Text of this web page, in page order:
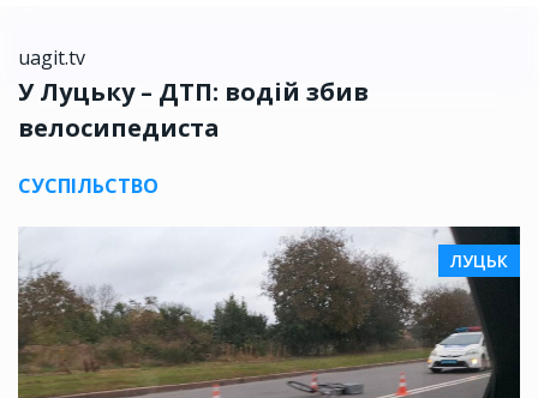
uagit.tv
У Луцьку – ДТП: водій збив
велосипедиста
СУСПІЛЬСТВО
ЛУЦЬК